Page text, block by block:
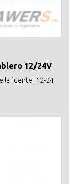
12/24V
la fuente: 12-24